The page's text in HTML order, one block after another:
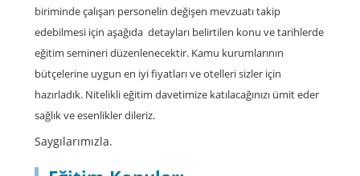
biriminde çalışan personelin değişen mevzuatı takip
edebilmesi için aşağıda detayları belirtilen konu ve tarihlerde
eğitim semineri düzenlenecektir. Kamu kurumlarının
bütçelerine uygun en iyi fiyatları ve otelleri sizler için
hazırladık. Nitelikli eğitim davetimize katılacağınızı ümit eder
sağlık ve esenlikler dileriz.
Saygılarımızla.